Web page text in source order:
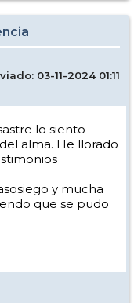
03-11-2024 01:11
lo siento
alma. He llorado
y mucha
que se pudo